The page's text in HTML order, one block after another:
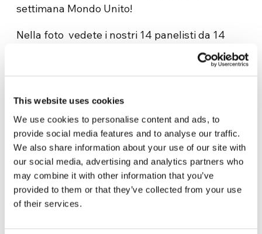
This website uses cookies
We use cookies to personalise content and ads, to
provide social media features and to analyse our traffic.
We also share information about your use of our site with
our social media, advertising and analytics partners who
may combine it with other information that you’ve
provided to them or that they’ve collected from your use
of their services.
settimana Mondo Unito!
Nella foto vedete i nostri 14 panelisti da 14
paesi diversi dei 5 continenti, il giovane
Moderatore e I due Coordinatori del progetto.
Related News